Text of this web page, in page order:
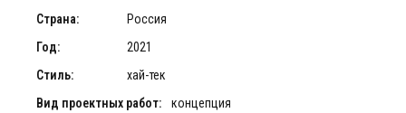
Страна:
Россия
Год:
2021
Стиль:
хай-тек
Вид проектных работ:
концепция